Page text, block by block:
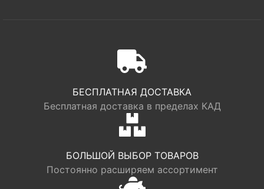
БЕСПЛАТНАЯ ДОСТАВКА
Бесплатная доставка в пределах КАД
БОЛЬШОЙ ВЫБОР ТОВАРОВ
Постоянно расширяем ассортимент